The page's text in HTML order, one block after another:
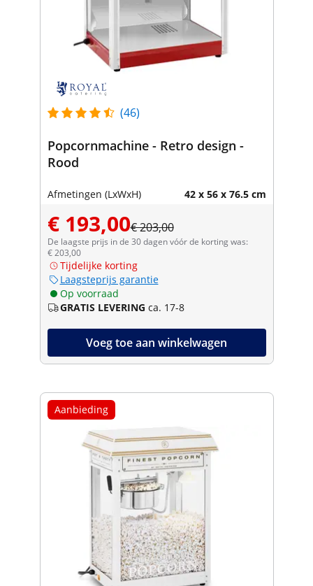
(46)
Popcornmachine - Retro design -
Rood
Afmetingen (LxWxH) 42 x 56 x 76.5 cm
€ 193,00€ 203,00
De laagste prijs in de 30 dagen vóór de korting was:
€ 203,00
Tijdelijke korting
Laagsteprijs garantie
Op voorraad
GRATIS LEVERING ca. 17-8
Voeg toe aan winkelwagen
Aanbieding